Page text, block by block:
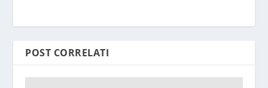
POST CORRELATI